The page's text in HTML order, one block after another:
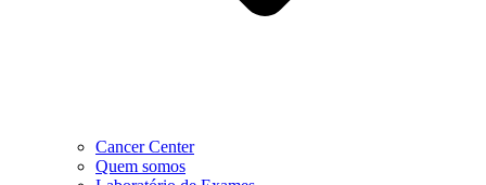
Cancer Center
Quem somos